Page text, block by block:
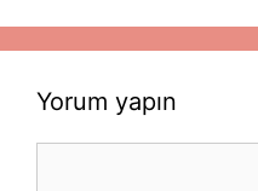
Yorum yapın